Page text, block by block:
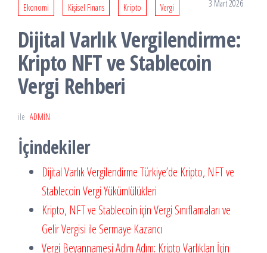
Ekonomi Kişisel Finans Kripto Vergi 3 Mart 2026
Dijital Varlık Vergilendirme:
Kripto NFT ve Stablecoin
Vergi Rehberi
ile ADMIN
İçindekiler
Dijital Varlık Vergilendirme Türkiye’de Kripto, NFT ve
Stablecoin Vergi Yükümlülükleri
Kripto, NFT ve Stablecoin için Vergi Sınıflamaları ve
Gelir Vergisi ile Sermaye Kazancı
Vergi Beyannamesi Adım Adım: Kripto Varlıkları İçin